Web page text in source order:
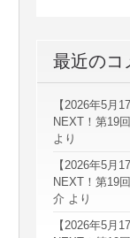
最近のコ
【2026年5月
NEXT！第19
より
【2026年5月
NEXT！第19
介 より
【2026年5月